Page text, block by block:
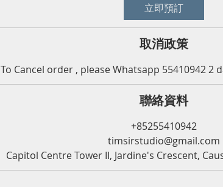
立即預訂
取消政策
To Cancel order , please Whatsapp 55410942 2
聯絡資料
+85255410942
timsirstudio@gmail.com
Capitol Centre Tower II, Jardine's Crescent,